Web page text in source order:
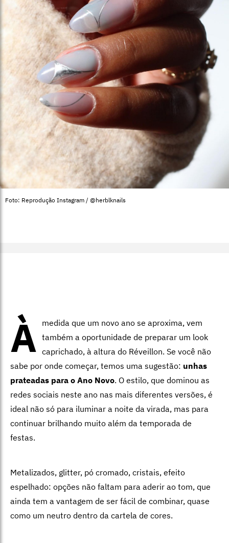
Foto: Reprodução Instagram / @herblknails
À medida que um novo ano se aproxima, vem
também a oportunidade de preparar um look
caprichado, à altura do Réveillon. Se você não
sabe por onde começar, temos uma sugestão: unhas
prateadas para o Ano Novo. O estilo, que dominou as
redes sociais neste ano nas mais diferentes versões, é
ideal não só para iluminar a noite da virada, mas para
continuar brilhando muito além da temporada de
festas.
Metalizados, glitter, pó cromado, cristais, efeito
espelhado: opções não faltam para aderir ao tom, que
ainda tem a vantagem de ser fácil de combinar, quase
como um neutro dentro da cartela de cores.